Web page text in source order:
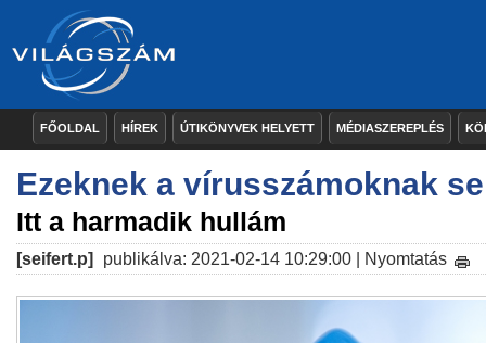
FŐOLDAL HÍREK ÚTIKÖNYVEK HELYETT MÉDIASZEREPLÉS
Ezeknek a vírusszámoknak
Itt a harmadik hullám
[seifert.p] publikálva: 2021-02-14 10:29:00 | Nyomtatás